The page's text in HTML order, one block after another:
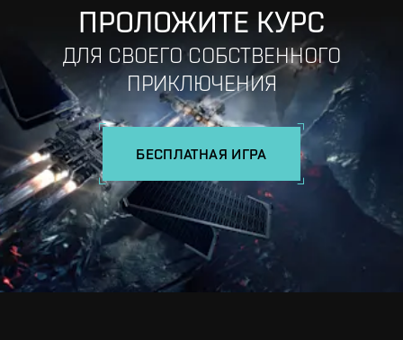
ПРОЛОЖИТЕ КУРС
ДЛЯ СВОЕГО СОБСТВЕННОГО
ПРИКЛЮЧЕНИЯ
БЕСПЛАТНАЯ ИГРА